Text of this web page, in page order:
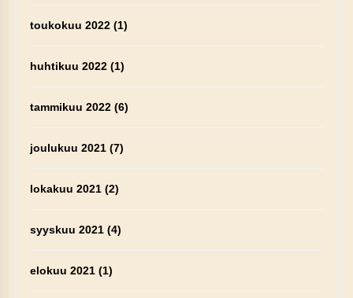
toukokuu 2022(1)
huhtikuu 2022(1)
tammikuu 2022(6)
joulukuu 2021(7)
lokakuu 2021(2)
syyskuu 2021(4)
elokuu 2021(1)